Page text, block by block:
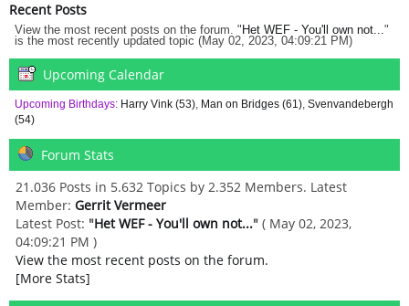
Recent Posts
View the most recent posts on the forum. " Het WEF - You'll own not..."
is the most recently updated topic (May 02, 2023, 04:09:21 PM)
Upcoming Calendar
Upcoming Birthdays: Harry Vink (53), Man on Bridges (61), Svenvandebergh
(54)
Forum Stats
21.036 Posts in 5.632 Topics by 2.352 Members. Latest
Member: Gerrit Vermeer
Latest Post: "Het WEF - You'll own not..." ( May 02, 2023,
04:09:21 PM )
View the most recent posts on the forum.
[More Stats]